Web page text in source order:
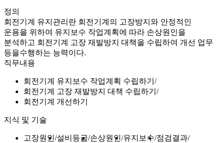
정의
회전기계 유지관리란 회전기계의 고장방지와 안정적인
운용을 위하여 유지보수 작업계획에 따라 손상원인을
분석하고 회전기계 고장 재발방지 대책을 수립하여 개선 업무
등을수행하는 능력이다.
직무내용
회전기계 유지보수 작업계획 수립하기
회전기계 고장 재발방지 대책 수립하기
회전기계 개선하기
지식 및 기술
고장원인 설비등급 손상원인 유지보수 점검결과